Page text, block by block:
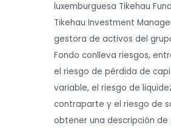
luxemburguesa Tikehau
Tikehau Investment
gestora de activos del
Fondo conlleva riesgos,
el riesgo de pérdida de
variable, el riesgo de
contraparte y el riesgo de
obtener una descripción de